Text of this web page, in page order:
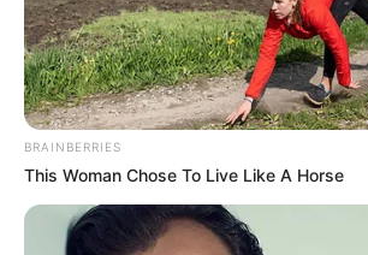
BRAINBERRIES
This Woman Chose To Live Like A Horse